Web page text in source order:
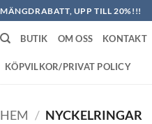
MÄNGDRABATT, UPP TILL 20%!!!
BUTIK OM OSS KONTAKT
KÖPVILKOR/PRIVAT POLICY
HEM / NYCKELRINGAR